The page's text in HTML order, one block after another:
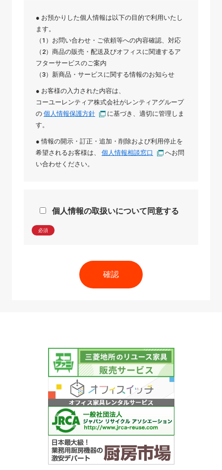
● お預かりした個人情報は以下の目的で利用いたし
ます。
（1）お問い合わせ・ご依頼等への内容確認、対応
（2）商品の販売・配送及びオフィスに関連するア
フターサービスのご案内
（3）新商品・サービスに関する情報のお知らせ
● お客様の入力された内容は、
コーユーレンティア株式会社がレンティアグループ
の 個人情報保護方針
に基づき、適切に管理しま
す。
● 情報の開示・訂正・追加・削除および利用停止を
希望されるお客様は、 個人情報相談窓口
へお問
い合わせください。
個人情報の取扱いについて同意する
必須